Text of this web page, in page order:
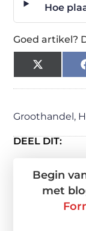
Hoe
Goed artikel?
X
(Twitter)
Groothandel,
DEEL DIT:
Begin
met